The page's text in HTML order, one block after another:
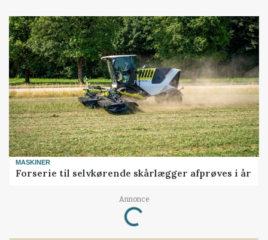
MASKINER
Forserie til selvkørende skårlægger afprøves i år
Annonce
Loading...